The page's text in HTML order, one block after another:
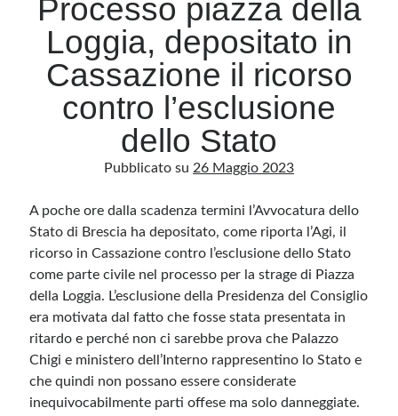
Archivio
Archivi
Questo blog non rappresenta una testata giornalistica, in quanto viene aggiornato
sensi della legge n· 62 del 7.03.2001. L’autore non è responsabile di quanto
pubblicato dai lettori nei commenti ai vari post. Saranno comunque cancellati quelli
ritenuti offensivi o lesivi dell’immagine o dell’onorabilità di terzi, di genere spam,
razzisti o che contengano dati personali non conformi al rispetto delle norme sulla
privacy. Alcune immagini inserite in questo blog sono tratte da Internet e, pertanto,
considerate di pubblico dominio. Qualora la loro pubblicazione violasse eventuali
diritti d’autore, vi invito a comunicarlo via e-mail a info[at]dinovalle.it e saranno
immediatamente rimosse. L’autore del blog non è responsabile dei siti collegati
Processo piazza della
Loggia, depositato in
Cassazione il ricorso
contro l’esclusione
dello Stato
Pubblicato su 26 Maggio 2023
A poche ore dalla scadenza termini l’Avvocatura dello
Stato di Brescia ha depositato, come riporta l’Agi, il
ricorso in Cassazione contro l’esclusione dello Stato
come parte civile nel processo per la strage di Piazza
della Loggia. L’esclusione della Presidenza del Consiglio
era motivata dal fatto che fosse stata presentata in
ritardo e perché non ci sarebbe prova che Palazzo
Chigi e ministero dell’Interno rappresentino lo Stato e
che quindi non possano essere considerate
inequivocabilmente parti offese ma solo danneggiate.